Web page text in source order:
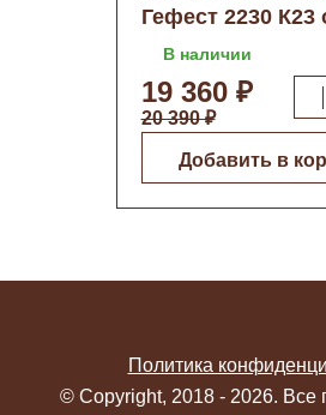
Гефест 2230 К23
В наличии
19 360 ₽
20 390 ₽
Добавить в
Политика
© Copyright, 2018 - 2026.